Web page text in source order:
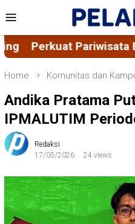
to
content
Menu
Departemen HI
Home Komunitas dan
Andika Pratama
IPMALUTIM
Redaksi
17/05/2026
24 views